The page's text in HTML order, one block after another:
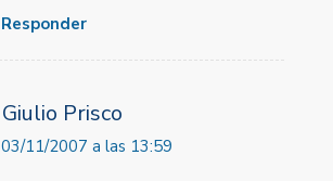
Responder
Giulio Prisco
03/11/2007 a las 13:59